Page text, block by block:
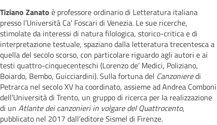
Tiziano Zanato è professore ordinario di Letteratura italiana
presso l’Università Ca’ Foscari di Venezia. Le sue ricerche,
stimolate da interessi di natura filologica, storico-critica e di
interpretazione testuale, spaziano dalla letteratura trecentesca a
quella del secolo scorso, con particolare riguardo agli autori e ai
testi quattro-cinquecenteschi (Lorenzo de’ Medici, Poliziano,
Boiardo, Bembo, Guicciardini). Sulla fortuna del Canzonieredi
Petrarca nel secolo XV ha coordinato, assieme ad Andrea Comboni
dell’Università di Trento, un gruppo di ricerca per la realizzazione
di un Atlante dei canzonieri in volgare del Quattrocento,
pubblicato nel 2017 dall’editore Sismel di Firenze.